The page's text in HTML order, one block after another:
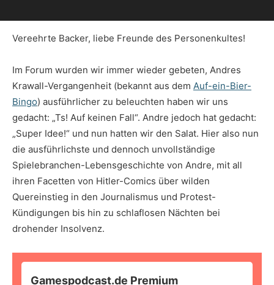
Vereehrte Backer, liebe Freunde des Personenkultes!
Im Forum wurden wir immer wieder gebeten, Andres
Krawall-Vergangenheit (bekannt aus dem Auf-ein-Bier-
Bingo) ausführlicher zu beleuchten haben wir uns
gedacht: „Ts! Auf keinen Fall“. Andre jedoch hat gedacht:
„Super Idee!“ und nun hatten wir den Salat. Hier also nun
die ausführlichste und dennoch unvollständige
Spielebranchen-Lebensgeschichte von Andre, mit all
ihren Facetten von Hitler-Comics über wilden
Quereinstieg in den Journalismus und Protest-
Kündigungen bis hin zu schlaflosen Nächten bei
drohender Insolvenz.
Gamespodcast.de Premium